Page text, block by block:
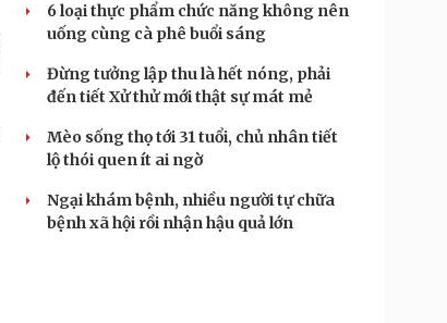
6 loại thực phẩm chức năng không nên
uống cùng cà phê buổi sáng
Đừng tưởng lập thu là hết nóng, phải
đến tiết Xử thử mới thật sự mát mẻ
Mèo sống thọ tới 31 tuổi, chủ nhân tiết
lộ thói quen ít ai ngờ
Ngại khám bệnh, nhiều người tự chữa
bệnh xã hội rồi nhận hậu quả lớn